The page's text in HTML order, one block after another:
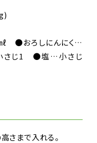
●おろしにんにく…
さじ1 ●塩…小さじ
まで入れる。